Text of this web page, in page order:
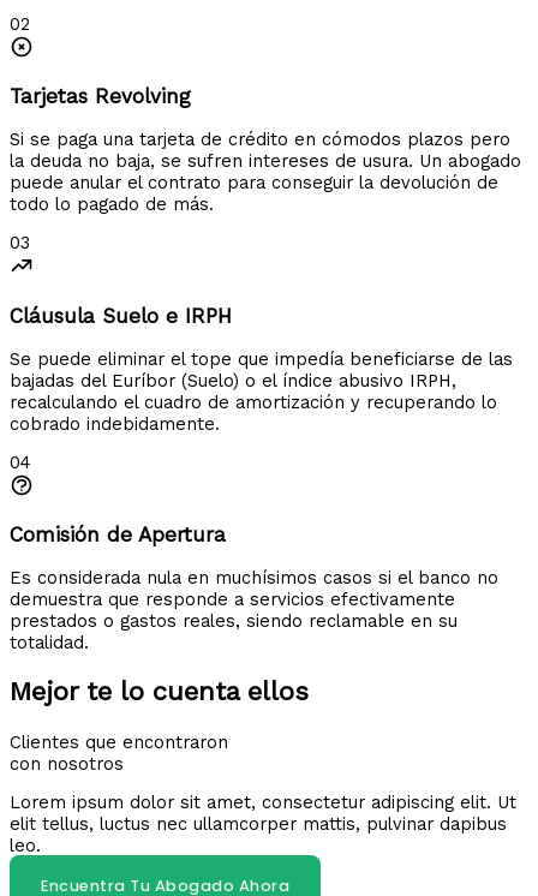
02
Tarjetas Revolving
Si se paga una tarjeta de crédito en cómodos plazos pero
la deuda no baja, se sufren intereses de usura. Un abogado
puede anular el contrato para conseguir la devolución de
todo lo pagado de más.
03
Cláusula Suelo e IRPH
Se puede eliminar el tope que impedía beneficiarse de las
bajadas del Euríbor (Suelo) o el índice abusivo IRPH,
recalculando el cuadro de amortización y recuperando lo
cobrado indebidamente.
04
Comisión de Apertura
Es considerada nula en muchísimos casos si el banco no
demuestra que responde a servicios efectivamente
prestados o gastos reales, siendo reclamable en su
totalidad.
Mejor te lo cuenta ellos
Clientes que encontraron
con nosotros
Lorem ipsum dolor sit amet, consectetur adipiscing elit. Ut
elit tellus, luctus nec ullamcorper mattis, pulvinar dapibus
leo.
Encuentra Tu Abogado Ahora